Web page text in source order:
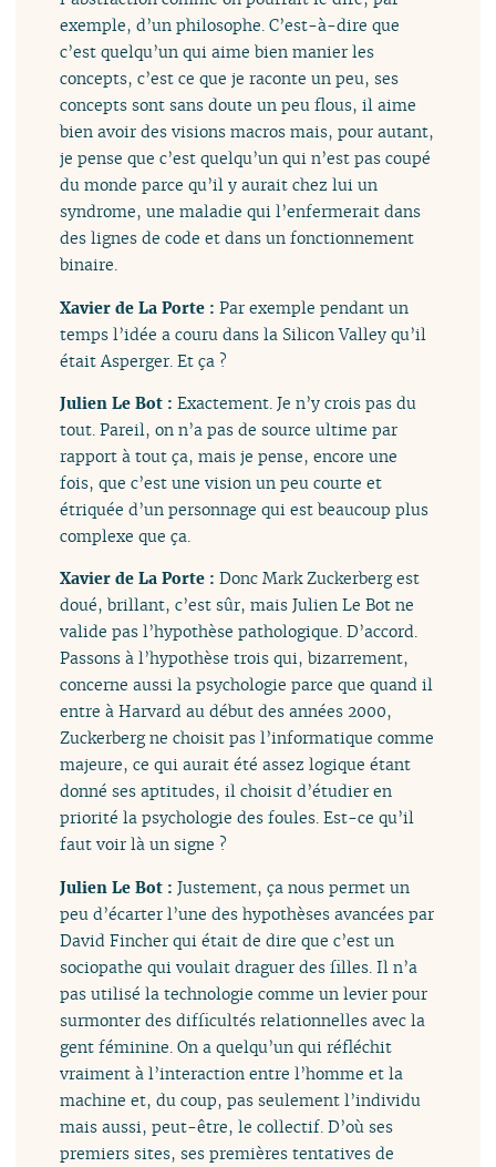
exemple, d’un philosophe. C’est-à-dire que
c’est quelqu’un qui aime bien manier les
concepts, c’est ce que je raconte un peu, ses
concepts sont sans doute un peu flous, il aime
bien avoir des visions macros mais, pour autant,
je pense que c’est quelqu’un qui n’est pas coupé
du monde parce qu’il y aurait chez lui un
syndrome, une maladie qui l’enfermerait dans
des lignes de code et dans un fonctionnement
binaire.
Xavier de La Porte :Par exemple pendant un
temps l’idée a couru dans la Silicon Valley qu’il
était Asperger. Et ça ?
Julien Le Bot :Exactement. Je n’y crois pas du
tout. Pareil, on n’a pas de source ultime par
rapport à tout ça, mais je pense, encore une
fois, que c’est une vision un peu courte et
étriquée d’un personnage qui est beaucoup plus
complexe que ça.
Xavier de La Porte :Donc Mark Zuckerberg est
doué, brillant, c’est sûr, mais Julien Le Bot ne
valide pas l’hypothèse pathologique. D’accord.
Passons à l’hypothèse trois qui, bizarrement,
concerne aussi la psychologie parce que quand il
entre à Harvard au début des années 2000,
Zuckerberg ne choisit pas l’informatique comme
majeure, ce qui aurait été assez logique étant
donné ses aptitudes, il choisit d’étudier en
priorité la psychologie des foules. Est-ce qu’il
faut voir là un signe ?
Julien Le Bot :Justement, ça nous permet un
peu d’écarter l’une des hypothèses avancées par
David Fincher qui était de dire que c’est un
sociopathe qui voulait draguer des filles. Il n’a
pas utilisé la technologie comme un levier pour
surmonter des difficultés relationnelles avec la
gent féminine. On a quelqu’un qui réfléchit
vraiment à l’interaction entre l’homme et la
machine et, du coup, pas seulement l’individu
mais aussi, peut-être, le collectif. D’où ses
premiers sites, ses premières tentatives de